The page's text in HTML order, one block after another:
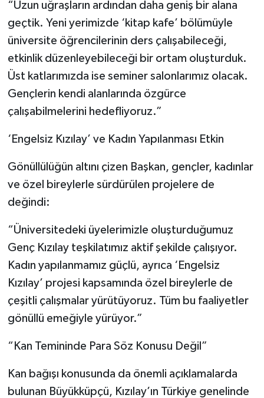
“Uzun uğraşların ardından daha geniş bir alana
geçtik. Yeni yerimizde ‘kitap kafe’ bölümüyle
üniversite öğrencilerinin ders çalışabileceği,
etkinlik düzenleyebileceği bir ortam oluşturduk.
Üst katlarımızda ise seminer salonlarımız olacak.
Gençlerin kendi alanlarında özgürce
çalışabilmelerini hedefliyoruz.”
‘Engelsiz Kızılay’ ve Kadın Yapılanması Etkin
Gönüllülüğün altını çizen Başkan, gençler, kadınlar
ve özel bireylerle sürdürülen projelere de
değindi:
“Üniversitedeki üyelerimizle oluşturduğumuz
Genç Kızılay teşkilatımız aktif şekilde çalışıyor.
Kadın yapılanmamız güçlü, ayrıca ‘Engelsiz
Kızılay’ projesi kapsamında özel bireylerle de
çeşitli çalışmalar yürütüyoruz. Tüm bu faaliyetler
gönüllü emeğiyle yürüyor.”
“Kan Temininde Para Söz Konusu Değil”
Kan bağışı konusunda da önemli açıklamalarda
bulunan Büyükküpçü, Kızılay’ın Türkiye genelinde